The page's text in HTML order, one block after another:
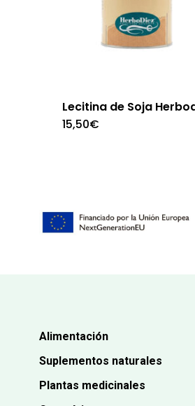
Lecitina de Soja
15,50€
Alimentación
Suplementos naturales
Plantas medicinales